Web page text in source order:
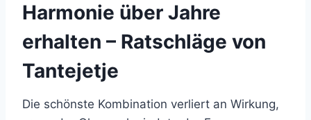
Harmonie über Jahre
erhalten – Ratschläge von
Tantejetje
Die schönste Kombination verliert an Wirkung,